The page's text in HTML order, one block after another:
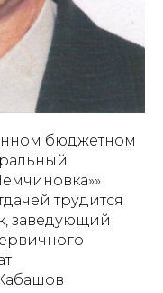
бюджетном
трудится
заведующий